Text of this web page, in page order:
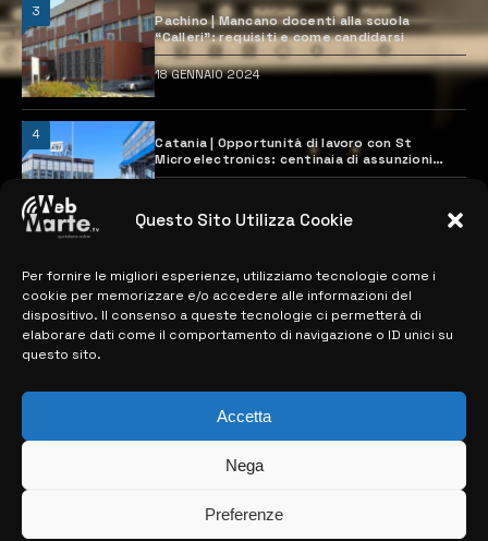
Questo Sito Utilizza Cookie
Per fornire le migliori esperienze, utilizziamo tecnologie come i
cookie per memorizzare e/o accedere alle informazioni del
dispositivo. Il consenso a queste tecnologie ci permetterà di
elaborare dati come il comportamento di navigazione o ID unici su
questo sito.
Accetta
Nega
Preferenze
3
Pachino | Mancano docenti alla scuola
“Calleri”: requisiti e come candidarsi
18 GENNAIO 2024
4
Catania | Opportunità di lavoro con St
Microelectronics: centinaia di assunzioni
previste
MAPPA DEL SITO
> NOTIZIE